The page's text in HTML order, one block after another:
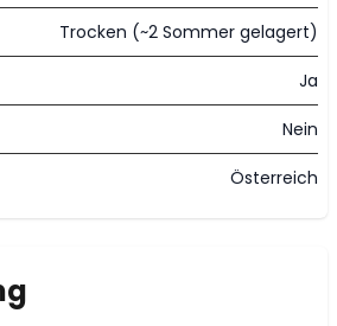
Trocken (~2 Sommer gelagert)
Ja
Nein
Österreich